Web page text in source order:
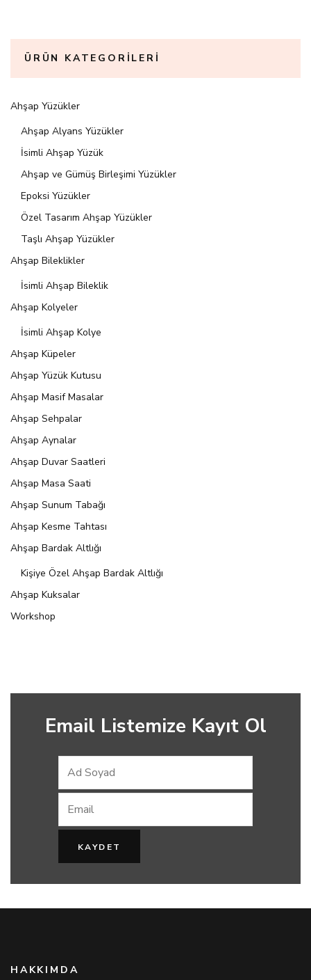
ÜRÜN KATEGORILERI
Ahşap Yüzükler
Ahşap Alyans Yüzükler
İsimli Ahşap Yüzük
Ahşap ve Gümüş Birleşimi Yüzükler
Epoksi Yüzükler
Özel Tasarım Ahşap Yüzükler
Taşlı Ahşap Yüzükler
Ahşap Bileklikler
İsimli Ahşap Bileklik
Ahşap Kolyeler
İsimli Ahşap Kolye
Ahşap Küpeler
Ahşap Yüzük Kutusu
Ahşap Masif Masalar
Ahşap Sehpalar
Ahşap Aynalar
Ahşap Duvar Saatleri
Ahşap Masa Saati
Ahşap Sunum Tabağı
Ahşap Kesme Tahtası
Ahşap Bardak Altlığı
Kişiye Özel Ahşap Bardak Altlığı
Ahşap Kuksalar
Workshop
Email Listemize Kayıt Ol
HAKKIMDA